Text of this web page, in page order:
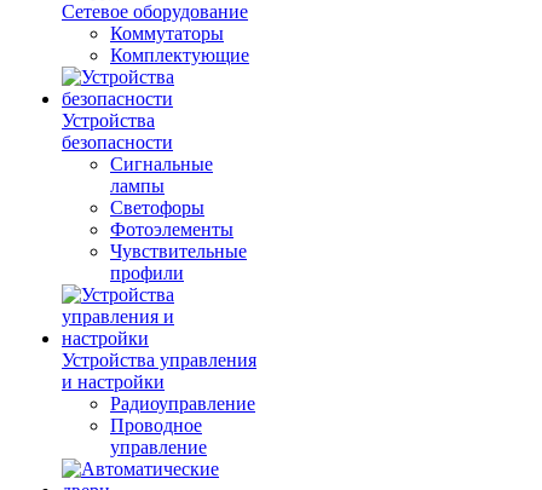
Сетевое оборудование
Коммутаторы
Комплектующие
Устройства
безопасности
Сигнальные
лампы
Светофоры
Фотоэлементы
Чувствительные
профили
Устройства управления
и настройки
Радиоуправление
Проводное
управление